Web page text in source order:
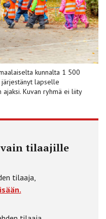
kunnalta 1 500
lapselle
Kuvan ryhmä ei liity
vain tilaajille
tilaaja,